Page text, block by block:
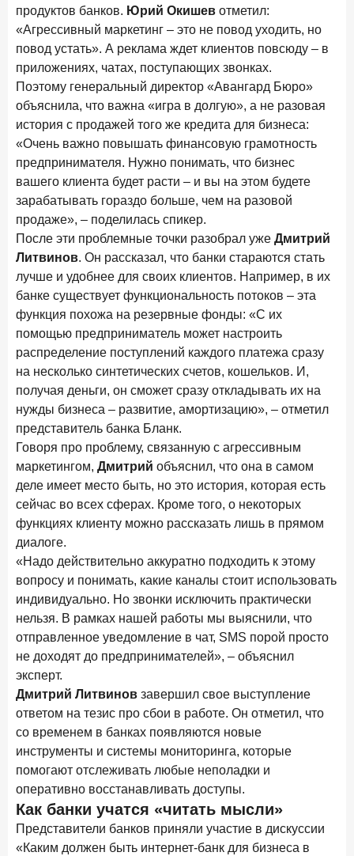
Рассылка Frank RG
Итоги недели, наша трактовка основных событий
на банковском рынке
ПОДПИСАТЬСЯ
Я согласен с условиями обработки данных
продуктов банков. Юрий Окишев отметил:
«Агрессивный маркетинг – это не повод уходить, но
повод устать». А реклама ждет клиентов повсюду – в
приложениях, чатах, поступающих звонках.
Поэтому генеральный директор «Авангард Бюро»
объяснила, что важна «игра в долгую», а не разовая
история с продажей того же кредита для бизнеса:
«Очень важно повышать финансовую грамотность
предпринимателя. Нужно понимать, что бизнес
вашего клиента будет расти – и вы на этом будете
зарабатывать гораздо больше, чем на разовой
продаже», – поделилась спикер.
После эти проблемные точки разобрал уже Дмитрий
Литвинов. Он рассказал, что банки стараются стать
лучше и удобнее для своих клиентов. Например, в их
банке существует функциональность потоков – эта
функция похожа на резервные фонды: «С их
помощью предприниматель может настроить
распределение поступлений каждого платежа сразу
на несколько синтетических счетов, кошельков. И,
получая деньги, он сможет сразу откладывать их на
нужды бизнеса – развитие, амортизацию», – отметил
представитель банка Бланк.
Говоря про проблему, связанную с агрессивным
маркетингом, Дмитрий объяснил, что она в самом
деле имеет место быть, но это история, которая есть
сейчас во всех сферах. Кроме того, о некоторых
функциях клиенту можно рассказать лишь в прямом
диалоге.
«Надо действительно аккуратно подходить к этому
вопросу и понимать, какие каналы стоит использовать
индивидуально. Но звонки исключить практически
нельзя. В рамках нашей работы мы выяснили, что
отправленное уведомление в чат, SMS порой просто
не доходят до предпринимателей», – объяснил
эксперт.
Дмитрий Литвинов завершил свое выступление
ответом на тезис про сбои в работе. Он отметил, что
со временем в банках появляются новые
инструменты и системы мониторинга, которые
помогают отслеживать любые неполадки и
оперативно восстанавливать доступы.
Как банки учатся «читать мысли»
Представители банков приняли участие в дискуссии
«Каким должен быть интернет-банк для бизнеса в